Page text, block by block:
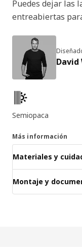
Puedes dejar las
entreabiertas
David
Características del
Semiopaca
Más información
Materiales y
Montaje y